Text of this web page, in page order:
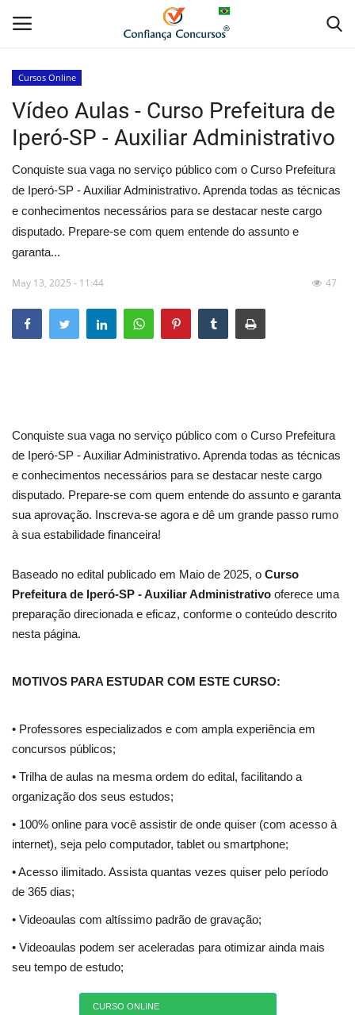
Home
Apostila Digital
Apostila Impressa
Cursos Online
Cursos Online
Vídeo Aulas - Curso Prefeitura de
Iperó-SP - Auxiliar Administrativo
Conquiste sua vaga no serviço público com o Curso Prefeitura
de Iperó-SP - Auxiliar Administrativo. Aprenda todas as técnicas
e conhecimentos necessários para se destacar neste cargo
disputado. Prepare-se com quem entende do assunto e
garanta...
May 13, 2025 - 11:44 47
Conquiste sua vaga no serviço público com o Curso Prefeitura
de Iperó-SP - Auxiliar Administrativo. Aprenda todas as técnicas
e conhecimentos necessários para se destacar neste cargo
disputado. Prepare-se com quem entende do assunto e garanta
sua aprovação. Inscreva-se agora e dê um grande passo rumo
à sua estabilidade financeira!
Baseado no edital publicado em Maio de 2025, o Curso
Prefeitura de Iperó-SP - Auxiliar Administrativo oferece uma
preparação direcionada e eficaz, conforme o conteúdo descrito
nesta página.
MOTIVOS PARA ESTUDAR COM ESTE CURSO:
• Professores especializados e com ampla experiência em
concursos públicos;
• Trilha de aulas na mesma ordem do edital, facilitando a
organização dos seus estudos;
• 100% online para você assistir de onde quiser (com acesso à
internet), seja pelo computador, tablet ou smartphone;
• Acesso ilimitado. Assista quantas vezes quiser pelo período
de 365 dias;
• Videoaulas com altíssimo padrão de gravação;
• Videoaulas podem ser aceleradas para otimizar ainda mais
seu tempo de estudo;
CURSO ONLINE